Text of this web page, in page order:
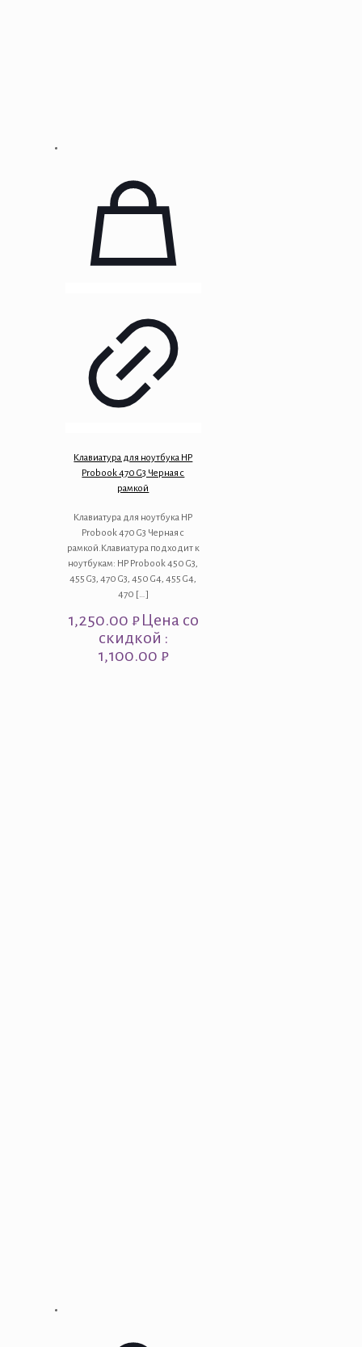
Клавиатура для ноутбука HP
Probook 470 G3 Черная с
рамкой
Клавиатура для ноутбука HP
Probook 470 G3 Черная с
рамкой.Клавиатура подходит к
ноутбукам: HP Probook 450 G3,
455 G3, 470 G3, 450 G4, 455 G4,
470 […]
1,250.00 ₽Цена со
скидкой :
1,100.00 ₽